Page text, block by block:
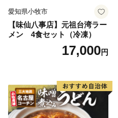
愛知県小牧市
【味仙八事店】元祖台湾ラー
メン 4食セット（冷凍）
17,000円